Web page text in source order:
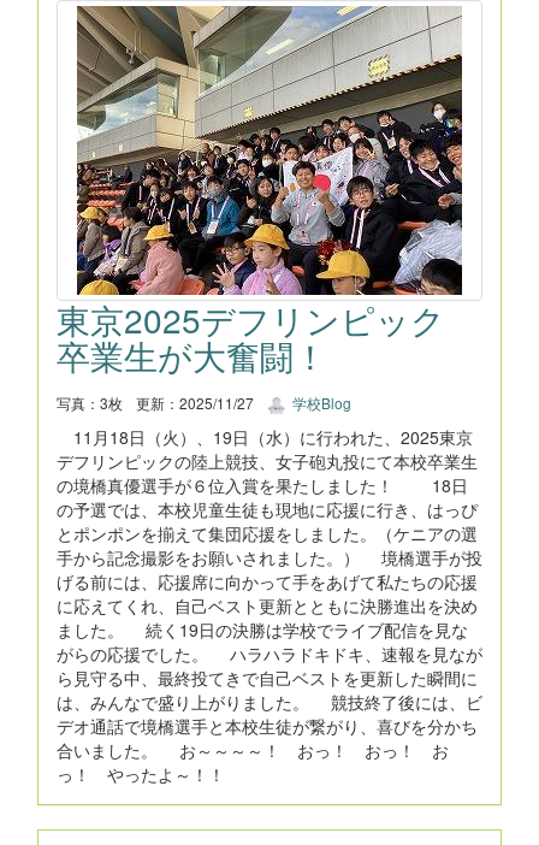
東京2025デフリンピック
卒業生が大奮闘！
写真：3枚 更新：2025/11/27 学校Blog
11月18日（火）、19日（水）に行われた、2025東京
デフリンピックの陸上競技、女子砲丸投にて本校卒業生
の境橋真優選手が６位入賞を果たしました！ 18日
の予選では、本校児童生徒も現地に応援に行き、はっぴ
とポンポンを揃えて集団応援をしました。（ケニアの選
手から記念撮影をお願いされました。） 境橋選手が投
げる前には、応援席に向かって手をあげて私たちの応援
に応えてくれ、自己ベスト更新とともに決勝進出を決め
ました。 続く19日の決勝は学校でライブ配信を見な
がらの応援でした。 ハラハラドキドキ、速報を見なが
ら見守る中、最終投てきで自己ベストを更新した瞬間に
は、みんなで盛り上がりました。 競技終了後には、ビ
デオ通話で境橋選手と本校生徒が繋がり、喜びを分かち
合いました。 お～～～～！ おっ！ おっ！ お
っ！ やったよ～！！